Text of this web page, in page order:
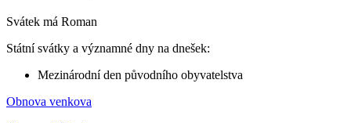
Svátek má Roman
Státní svátky a významné dny na dnešek:
Mezinárodní den původního obyvatelstva
Obnova venkova